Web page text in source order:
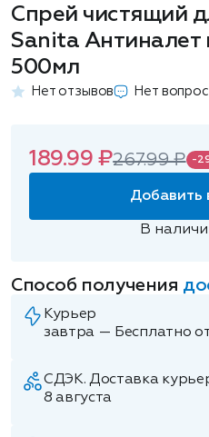
Спрей чистящий
Sanita Антиналет
500мл
Нет отзывов Нет
189.99 ₽267.99 ₽ -
Добавить
В
Способ получения
Курьер
завтра — Бесплатно от
СДЭК. Доставка
8 августа